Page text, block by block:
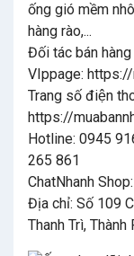
ống gió mềm
hàng rào,...
Đối tác bán hàng
VIppage:
Trang số điện
https://
Hotline: 0945
265 861
ChatNhanh
Địa chỉ: Số 109
Thanh Trì, Thành